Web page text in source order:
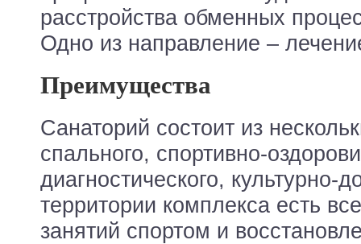
расстройства обменных
Одно из направление –
Преимущества
Санаторий состоит из
спального, спортивно-
диагностического, культурно-
территории комплекса есть
занятий спортом и